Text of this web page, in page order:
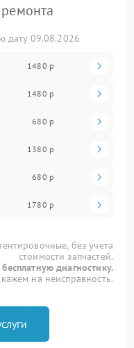
дату 09.08.2026
1480 р
1480 р
680 р
1380 р
680 р
1780 р
без учета
стоимости запчастей.
диагностику.
на неисправность.